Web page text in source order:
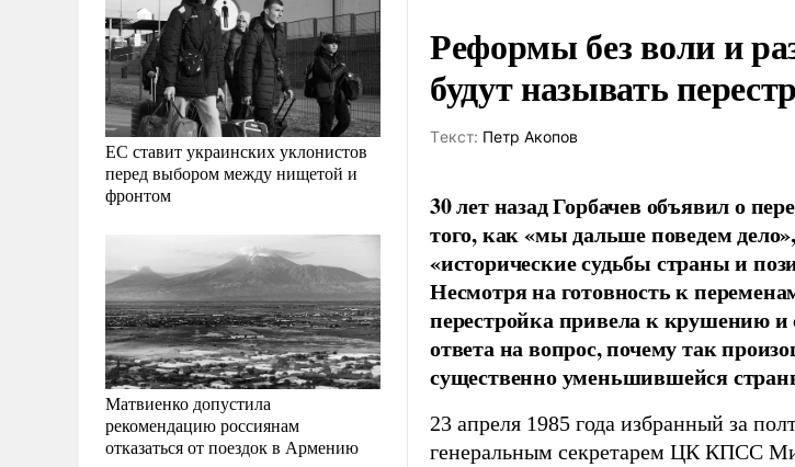
ЕС ставит украинских уклонистов
перед выбором между нищетой и
фронтом
Матвиенко допустила
рекомендацию россиянам
отказаться от поездок в Армению
Реформы без воли и
будут называть
Tекст: Петр Акопов
30 лет назад Горбачев объявил о
того, как «мы дальше поведем
«исторические судьбы страны и
Несмотря на готовность к
перестройка привела к крушению
ответа на вопрос, почему так
существенно уменьшившейся
23 апреля 1985 года избранный за
генеральным секретарем ЦК КПСС